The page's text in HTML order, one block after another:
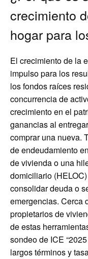
crecimiento
hogar para
El crecimiento de la
impulso para los
los fondos raíces
concurrencia de
crecimiento en el
ganancias al
comprar una nueva.
de endeudamiento
de vivienda o una
domiciliario
consolidar deuda o
emergencias. Cerca
propietarios de
de estas
sondeo de ICE
largos términos y